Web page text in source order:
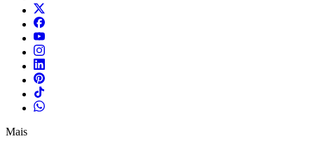
Mais